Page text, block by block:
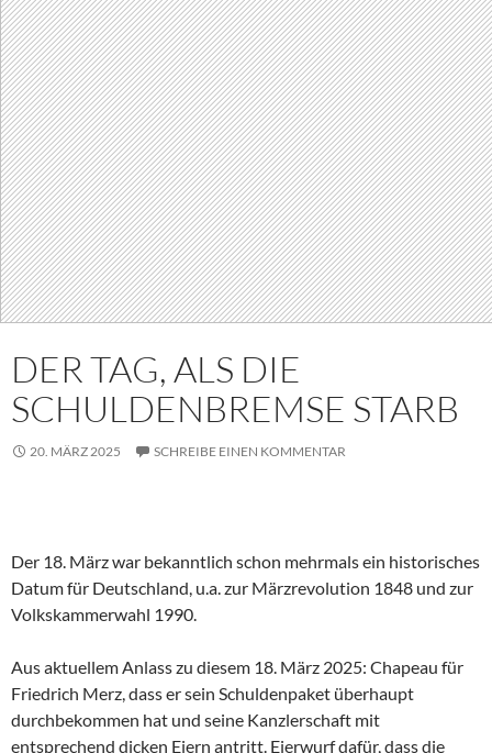
DER TAG, ALS DIE
SCHULDENBREMSE STARB
20. MÄRZ 2025 SCHREIBE EINEN KOMMENTAR
Der 18. März war bekanntlich schon mehrmals ein historisches
Datum für Deutschland, u.a. zur Märzrevolution 1848 und zur
Volkskammerwahl 1990.
Aus aktuellem Anlass zu diesem 18. März 2025: Chapeau für
Friedrich Merz, dass er sein Schuldenpaket überhaupt
durchbekommen hat und seine Kanzlerschaft mit
entsprechend dicken Eiern antritt. Eierwurf dafür, dass die